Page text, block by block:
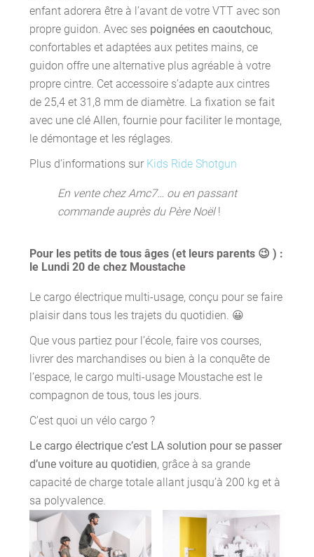
enfant adorera être à l’avant de votre VTT avec son
propre guidon. Avec ses poignées en caoutchouc,
confortables et adaptées aux petites mains, ce
guidon offre une alternative plus agréable à votre
propre cintre. Cet accessoire s’adapte aux cintres
de 25,4 et 31,8 mm de diamètre. La fixation se fait
avec une clé Allen, fournie pour faciliter le montage,
le démontage et les réglages.
Plus d’informations sur Kids Ride Shotgun
En vente chez Amc7… ou en passant
commande auprès du Père Noël!
Pour les petits de tous âges (et leurs parents 😉 ) :
le Lundi 20 de chez Moustache
Le cargo électrique multi-usage, conçu pour se faire
plaisir dans tous les trajets du quotidien. 😀
Que vous partiez pour l’école, faire vos courses,
livrer des marchandises ou bien à la conquête de
l’espace, le cargo multi-usage Moustache est le
compagnon de tous, tous les jours.
C’est quoi un vélo cargo ?
Le cargo électrique c’est LA solution pour se passer
d’une voiture au quotidien, grâce à sa grande
capacité de charge totale allant jusqu’à 200 kg et à
sa polyvalence.